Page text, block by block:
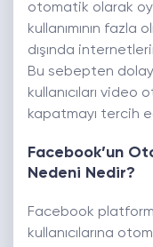
otomatik olarak
kullanımının fazla
dışında
Bu sebepten
kullanıcıları
kapatmayı tercih
Facebook’un
Nedeni Nedir?
Facebook
kullanıcılarına